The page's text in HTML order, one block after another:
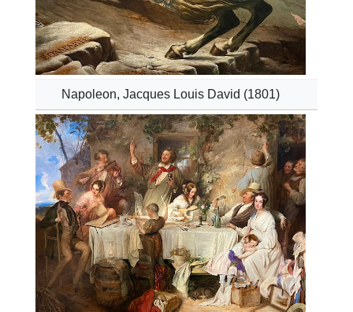
Napoleon, Jacques Louis David (1801)